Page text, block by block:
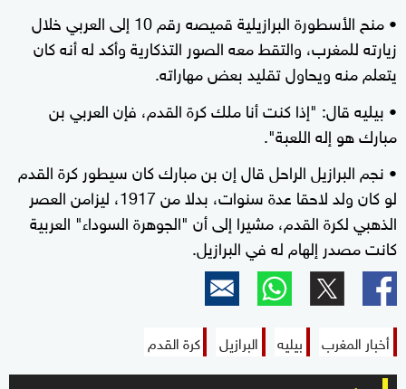
• منح الأسطورة البرازيلية قميصه رقم 10 إلى العربي خلال
زيارته للمغرب، والتقط معه الصور التذكارية وأكد له أنه كان
يتعلم منه ويحاول تقليد بعض مهاراته.
• بيليه قال: "إذا كنت أنا ملك كرة القدم، فإن العربي بن
مبارك هو إله اللعبة".
• نجم البرازيل الراحل قال إن بن مبارك كان سيطور كرة القدم
لو كان ولد لاحقا عدة سنوات، بدلا من 1917، ليزامن العصر
الذهبي لكرة القدم، مشيرا إلى أن "الجوهرة السوداء" العربية
كانت مصدر إلهام له في البرازيل.
أخبار المغرب بيليه البرازيل كرة القدم